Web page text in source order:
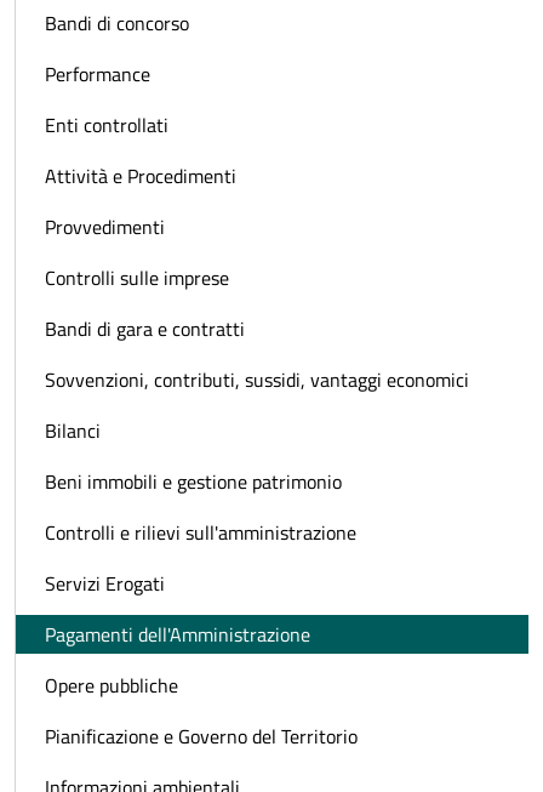
Bandi di concorso
Performance
Enti controllati
Attività e Procedimenti
Provvedimenti
Controlli sulle imprese
Bandi di gara e contratti
Sovvenzioni, contributi, sussidi, vantaggi economici
Bilanci
Beni immobili e gestione patrimonio
Controlli e rilievi sull'amministrazione
Servizi Erogati
Pagamenti dell'Amministrazione
Opere pubbliche
Pianificazione e Governo del Territorio